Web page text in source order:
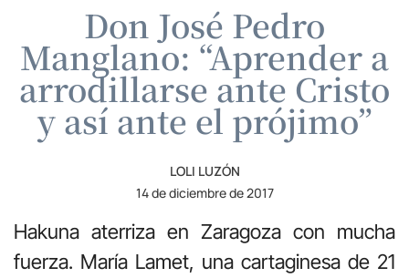
Don José Pedro
Manglano: “Aprender a
arrodillarse ante Cristo
y así ante el prójimo”
LOLI LUZÓN
14 de diciembre de 2017
Hakuna aterriza en Zaragoza con mucha
fuerza. María Lamet, una cartaginesa de 21